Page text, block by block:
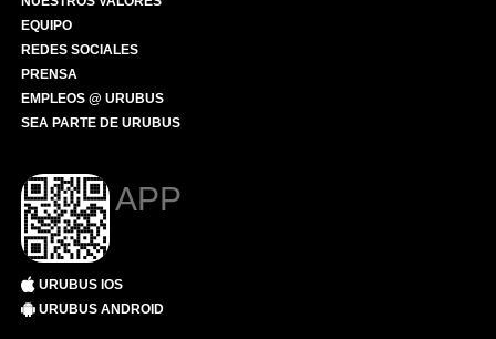
EQUIPO
REDES SOCIALES
PRENSA
EMPLEOS @ URUBUS
SEA PARTE DE URUBUS
APP
URUBUS IOS
URUBUS ANDROID